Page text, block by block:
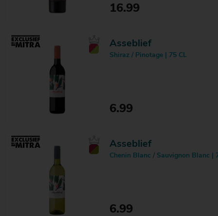
16.99
Asseblief
Shiraz / Pinotage | 75 CL
6.99
Asseblief
Chenin Blanc / Sauvignon Blanc |
6.99